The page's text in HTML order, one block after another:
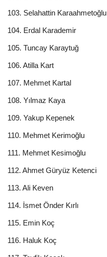
103. Selahattin Karaahmetoğlu
104. Erdal Karademir
105. Tuncay Karaytuğ
106. Atilla Kart
107. Mehmet Kartal
108. Yılmaz Kaya
109. Yakup Kepenek
110. Mehmet Kerimoğlu
111. Mehmet Kesimoğlu
112. Ahmet Güryüz Ketenci
113. Ali Keven
114. İsmet Önder Kırlı
115. Emin Koç
116. Haluk Koç